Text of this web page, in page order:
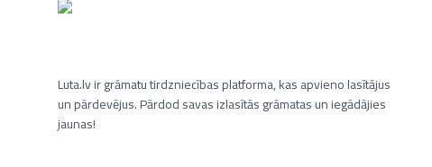
Luta.lv ir grāmatu tirdzniecības platforma, kas apvieno lasītājus
un pārdevējus. Pārdod savas izlasītās grāmatas un iegādājies
jaunas!